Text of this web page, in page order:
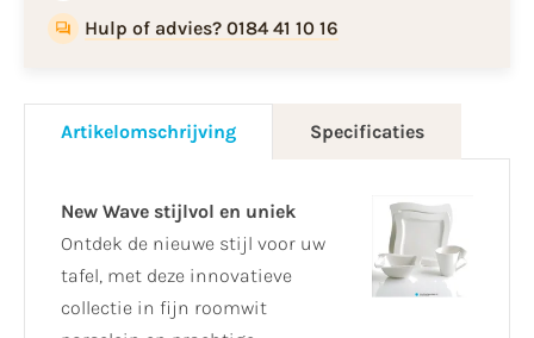
Hulp of advies? 0184 41 10 16
Artikelomschrijving Specificaties
New Wave stijlvol en uniek
Ontdek de nieuwe stijl voor uw
tafel, met deze innovatieve
collectie in fijn roomwit